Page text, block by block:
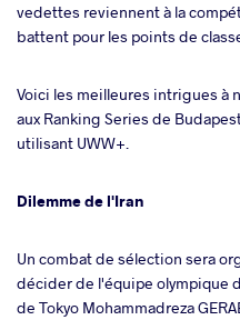
vedettes reviennent à la
battent pour les points de
Voici les meilleures intrigues à
aux Ranking Series de
utilisant UWW+.
Dilemme de l'Iran
Un combat de sélection sera
décider de l'équipe olympique
de Tokyo Mohammadreza